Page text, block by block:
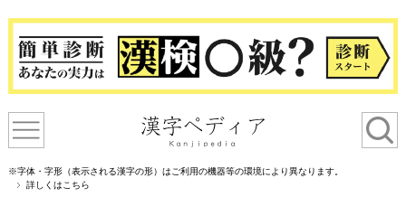
※字体・字形（表示される漢字の形）はご利用の機器等の環境により異なります。
詳しくはこちら